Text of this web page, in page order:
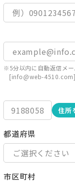
※5分以内に自動返信メー
[info@web-4510.com]
住所
都道府県
市区町村